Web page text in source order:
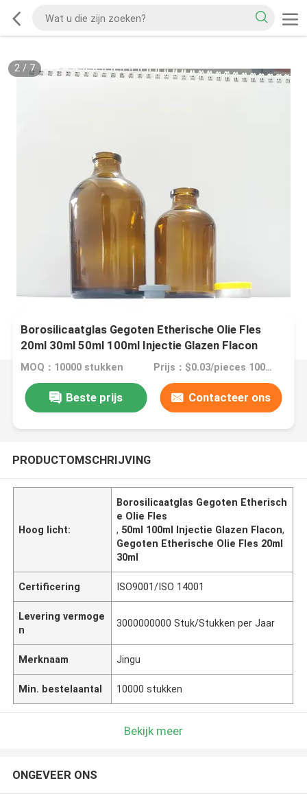
2/ 7
Borosilicaatglas Gegoten Etherische Olie Fles
20ml 30ml 50ml 100ml Injectie Glazen Flacon
MOQ：10000 stukken Prijs：$0.03/pieces 10000-299999 pieces
Beste prijs Contacteer ons
PRODUCTOMSCHRIJVING
Hoog licht:
Borosilicaatglas Gegoten Etherisch
e Olie Fles
, 50ml 100ml Injectie Glazen Flacon,
Gegoten Etherische Olie Fles 20ml
30ml
Certificering ISO9001/ISO 14001
Levering vermoge
n
3000000000 Stuk/Stukken per Jaar
Merknaam Jingu
Min. bestelaantal 10000 stukken
Bekijk meer
ONGEVEER ONS